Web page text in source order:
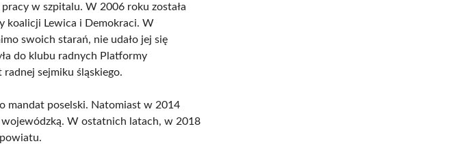
w szpitalu. W 2006 roku została
koalicji Lewica i Demokraci. W
swoich starań, nie udało jej się
do klubu radnych Platformy
sejmiku śląskiego.
mandat poselski. Natomiast w 2014
wojewódzką. W ostatnich latach, w 2018